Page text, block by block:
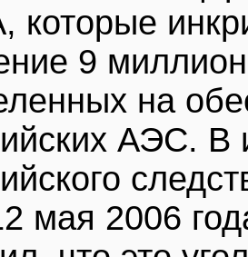
9
на
АЭС.
мая 2006